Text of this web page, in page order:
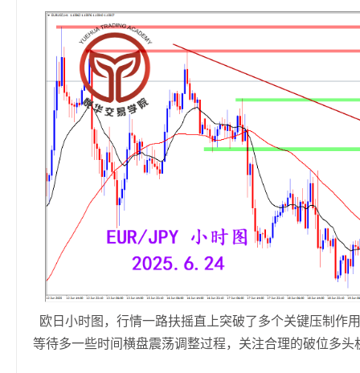
欧日小时图，行情一路扶摇直上突破了多个关键压制作
等待多一些时间横盘震荡调整过程，关注合理的破位多头